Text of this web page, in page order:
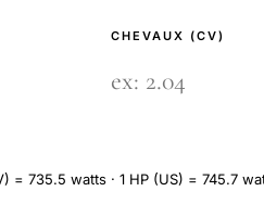
CHEVAUX (CV)
= 735.5 watts · 1 HP (US) = 745.7